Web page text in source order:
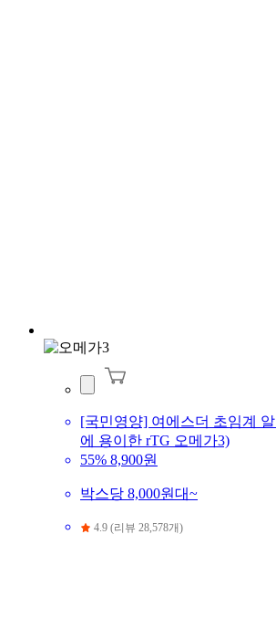
[국민영양] 여에스더 초임계
에 용이한 rTG 오메가3)
55% 8,900원
박스당 8,000원대~
4.9 (리뷰 28,578개)